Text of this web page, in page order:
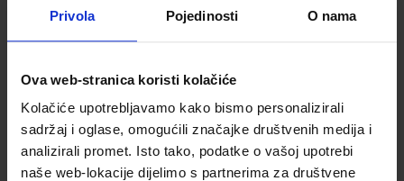
Privola Pojedinosti O nama
Ova web-stranica koristi kolačiće
Kolačiće upotrebljavamo kako bismo personalizirali
sadržaj i oglase, omogućili značajke društvenih medija i
analizirali promet. Isto tako, podatke o vašoj upotrebi
naše web-lokacije dijelimo s partnerima za društvene
ALLE FOTOS ANZEIGEN